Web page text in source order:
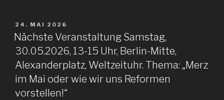
VERÖFFENTLICHT
AM
24. MAI 2026
Nächste Veranstaltung Samstag,
30.05.2026, 13-15 Uhr, Berlin-Mitte,
Alexanderplatz, Weltzeituhr. Thema: „Merz
im Mai oder wie wir uns Reformen
vorstellen!“